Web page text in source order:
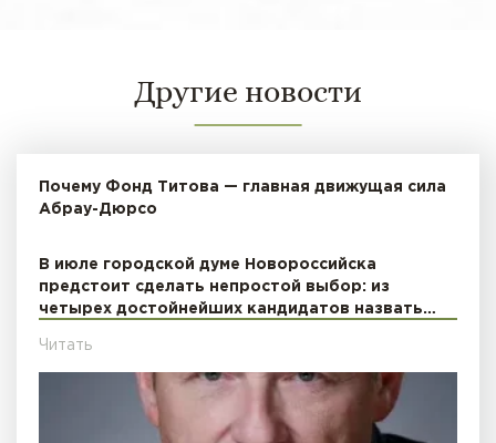
Другие новости
Почему Фонд Титова — главная движущая сила
Абрау-Дюрсо
В июле городской думе Новороссийска
предстоит сделать непростой выбор: из
четырех достойнейших кандидатов назвать…
Читать